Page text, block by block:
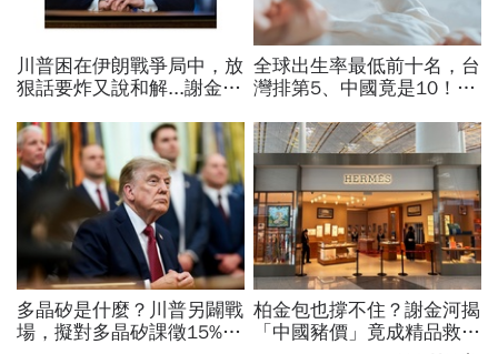
川普困在伊朗戰爭局中，放
狠話要炸又說和解...謝金河
一個國家的未來
全球出生率最低前十名，台
灣排第5、中國竟是10！亞
經濟壓力成天然避孕藥？
多晶矽是什麼？川普另闢戰
場，擬對多晶矽課徵15%關
柏金包也撐不住？謝金河揭
「中國豬價」竟成精品救命